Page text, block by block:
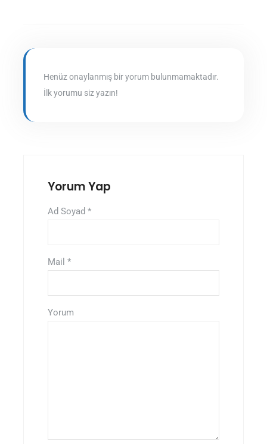
Henüz onaylanmış bir yorum bulunmamaktadır.
İlk yorumu siz yazın!
Yorum Yap
Ad Soyad *
Mail *
Yorum